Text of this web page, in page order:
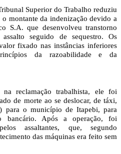
Superior do Trabalho reduziu
montante da indenização devido a
S.A. que desenvolveu transtorno
seguido de sequestro. Os
fixado nas instâncias inferiores
da razoabilidade e da
reclamação trabalhista, ele foi
de morte ao se deslocar, de táxi,
para o município de Itapebi, para
bancário. Após a operação, foi
assaltantes, que, segundo
das máquinas era feito sem